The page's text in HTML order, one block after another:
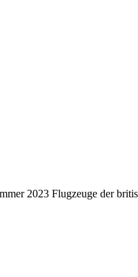
2023 Flugzeuge der